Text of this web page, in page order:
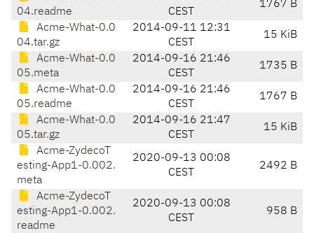
04.readme
CEST
1767 B
Acme-What-0.0
04.tar.gz
2014-09-11 12:31
CEST
15 KiB
Acme-What-0.0
05.meta
2014-09-16 21:46
CEST
1735 B
Acme-What-0.0
05.readme
2014-09-16 21:46
CEST
1767 B
Acme-What-0.0
05.tar.gz
2014-09-16 21:47
CEST
15 KiB
Acme-ZydecoT
esting-App1-0.002.
meta
2020-09-13 00:08
CEST
2492 B
Acme-ZydecoT
esting-App1-0.002.
readme
2020-09-13 00:08
CEST
958 B